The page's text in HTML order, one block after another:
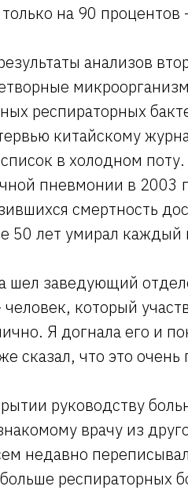
на 90
анализов
респираторных
китайскому
в холодном поту.
пневмонии в 2003
смертность
50 лет умирал каждый
шел заведующий
который
Я догнала его и
сказал, что это очень
руководству
врачу из
недавно
респираторных